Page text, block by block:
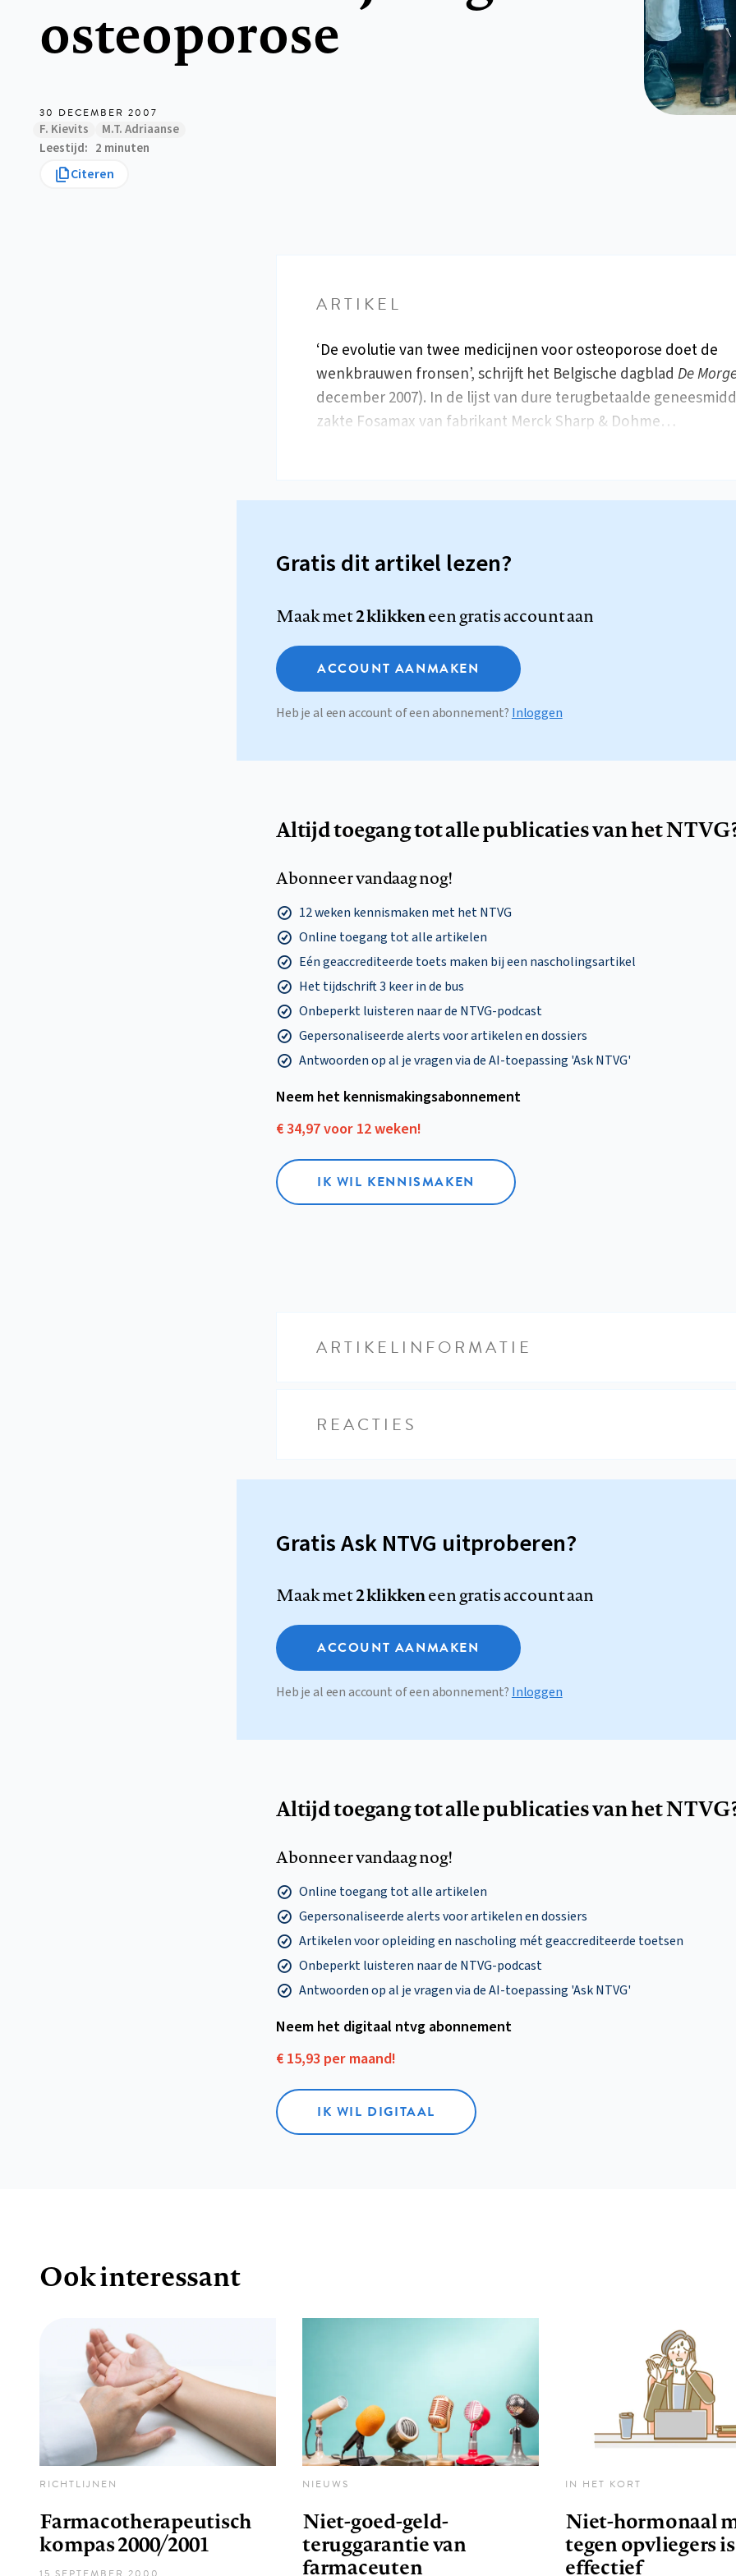
osteoporose
30 DECEMBER 2007
F. Kievits
M.T. Adriaanse
Leestijd
2 minuten
Citeren
ARTIKEL
‘De evolutie van twee medicijnen voor osteoporose doet de
wenkbrauwen fronsen’, schrijft het Belgische dagblad De
december 2007). In de lijst van dure terugbetaalde
zakte Fosamax van fabrikant Merck Sharp & Dohme…
Gratis dit artikel lezen?
Maak met2 klikkeneen gratis account aan
ACCOUNT AANMAKEN
Heb je al een account of een abonnement? Inloggen
Altijd toegang tot alle publicaties van het
Abonneer vandaag nog!
12 weken kennismaken met het NTVG
Online toegang tot alle artikelen
Eén geaccrediteerde toets maken bij een nascholingsartikel
Het tijdschrift 3 keer in de bus
Onbeperkt luisteren naar de NTVG-podcast
Gepersonaliseerde alerts voor artikelen en dossiers
Antwoorden op al je vragen via de AI-toepassing 'Ask NTVG'
Neem het kennismakings­abonnement
€ 34,97 voor 12 weken!
IK WIL KENNISMAKEN
ARTIKELINFORMATIE
REACTIES
Gratis Ask NTVG uitproberen?
Maak met2 klikkeneen gratis account aan
ACCOUNT AANMAKEN
Heb je al een account of een abonnement? Inloggen
Altijd toegang tot alle publicaties van het
Abonneer vandaag nog!
Online toegang tot alle artikelen
Gepersonaliseerde alerts voor artikelen en dossiers
Artikelen voor opleiding en nascholing mét geaccrediteerde toetsen
Onbeperkt luisteren naar de NTVG-podcast
Antwoorden op al je vragen via de AI-toepassing 'Ask NTVG'
Neem het digitaal ntvg abonnement
€ 15,93 per maand!
IK WIL DIGITAAL
Ook interessant
RICHTLIJNEN
Farmacotherapeutisch
kompas 2000/2001
NIEUWS
Niet-goed-geld-
teruggarantie van
farmaceuten
IN HET KORT
Niet-hormonaal
tegen opvliegers is
effectief